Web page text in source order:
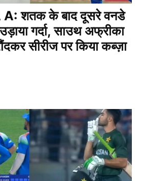
शतक के बाद दूसरे वनडे
गर्दा, साउथ अफ्रीका
सीरीज पर किया कब्ज़ा